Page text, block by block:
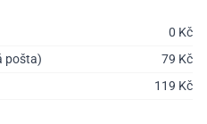
0 Kč
pošta)
79 Kč
119 Kč